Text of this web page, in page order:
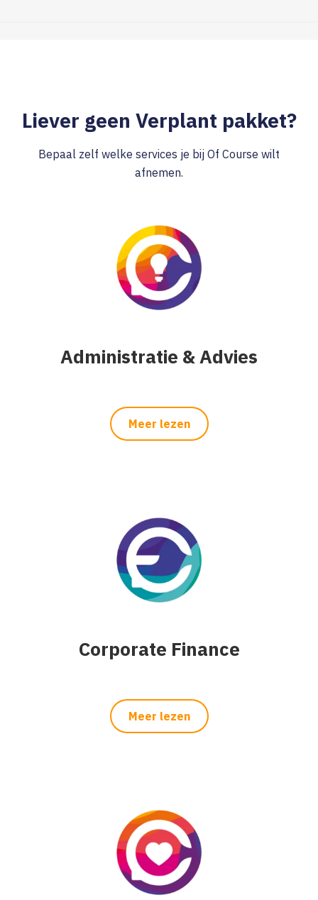
Liever geen Verplant pakket?
Bepaal zelf welke services je bij Of Course wilt
afnemen.
Administratie & Advies
Meer lezen
Corporate Finance
Meer lezen